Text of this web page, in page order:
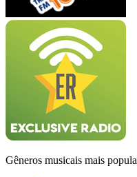
Gêneros musicais mais